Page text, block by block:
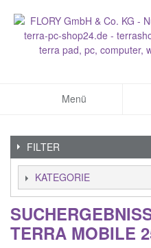
Menü
FILTER
KATEGORIE
TERRA MOBILE